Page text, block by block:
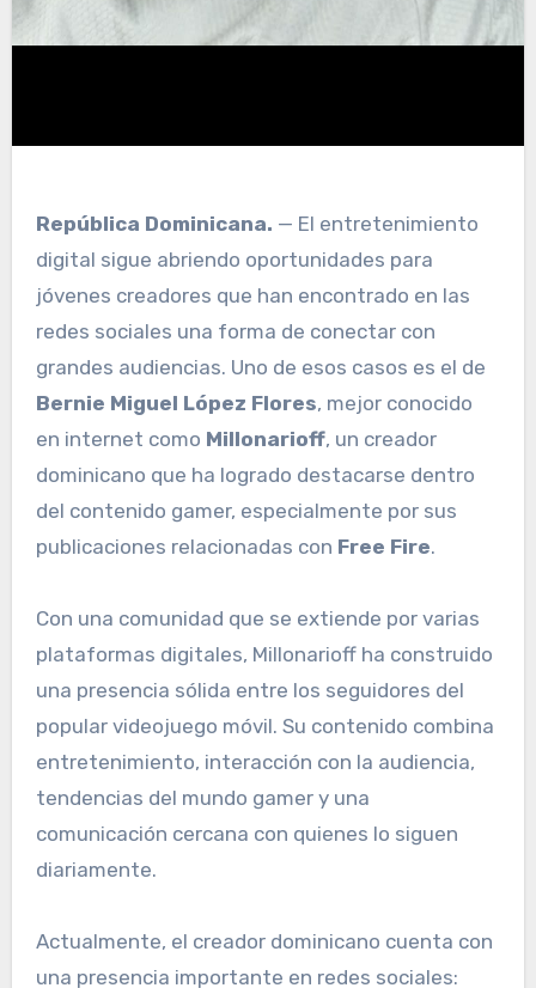
República Dominicana. — El entretenimiento
digital sigue abriendo oportunidades para
jóvenes creadores que han encontrado en las
redes sociales una forma de conectar con
grandes audiencias. Uno de esos casos es el de
Bernie Miguel López Flores, mejor conocido
en internet como Millonarioff, un creador
dominicano que ha logrado destacarse dentro
del contenido gamer, especialmente por sus
publicaciones relacionadas con Free Fire.
Con una comunidad que se extiende por varias
plataformas digitales, Millonarioff ha construido
una presencia sólida entre los seguidores del
popular videojuego móvil. Su contenido combina
entretenimiento, interacción con la audiencia,
tendencias del mundo gamer y una
comunicación cercana con quienes lo siguen
diariamente.
Actualmente, el creador dominicano cuenta con
una presencia importante en redes sociales: